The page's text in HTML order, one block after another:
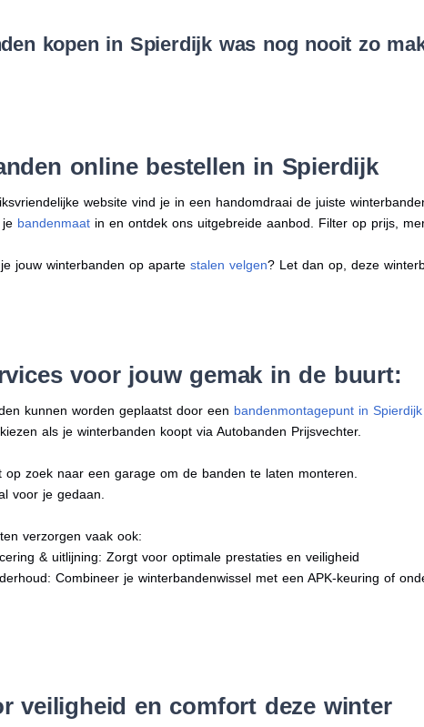
kopen in Spierdijk was nog nooit zo
online bestellen in Spierdijk
website vind je in een handomdraai de juiste
je bandenmaat in en ontdek ons uitgebreide aanbod. Filter op prijs,
jouw winterbanden op apartestalen velgen? Let dan op, deze
voor jouw gemak in de buurt:
kunnen worden geplaatst door een bandenmontagepunt in Spierdijk
als je winterbanden koopt via Autobanden Prijsvechter.
op zoek naar een garage om de banden te laten monteren.
voor je gedaan.
verzorgen vaak ook:
& uitlijning: Zorgt voor optimale prestaties en veiligheid
Combineer je winterbandenwissel met een APK-keuring of
veiligheid en comfort deze winter